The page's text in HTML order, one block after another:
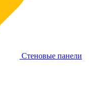
Стеновые панели